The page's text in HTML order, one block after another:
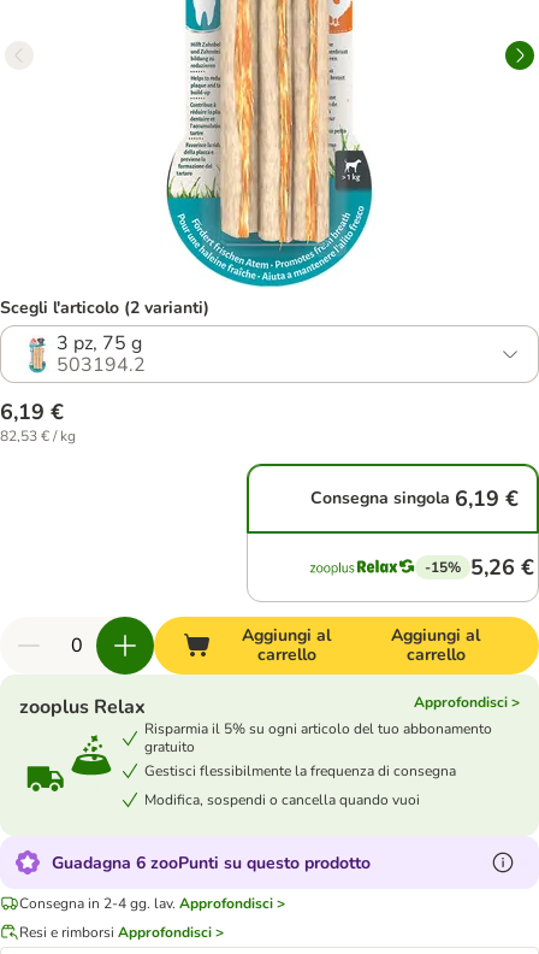
Scegli l'articolo (2 varianti)
3 pz, 75 g
503194.2
6,19 €
82,53 € / kg
Consegna singola 6,19 €
-15% 5,26 €
Aggiungi al
carrello
Aggiungi al
carrello
zooplus Relax
Approfondisci >
Risparmia il 5% su ogni articolo del tuo abbonamento
gratuito
Gestisci flessibilmente la frequenza di consegna
Modifica, sospendi o cancella quando vuoi
Guadagna 6 zooPunti su questo prodotto
Consegna in 2-4 gg. lav. Approfondisci >
Resi e rimborsi Approfondisci >